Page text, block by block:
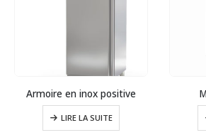
Armoire en inox positive
LIRE LA SUITE